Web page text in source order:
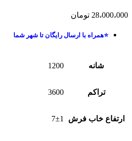
28،000،000 تومان
⭐همراه با ارسال رایگان تا شهر شما
شانه 1200
تراکم 3600
ارتفاع خاب فرش 7±1